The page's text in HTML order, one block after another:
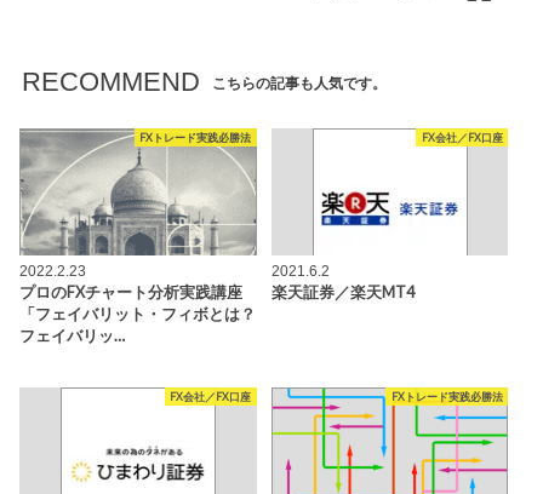
RECOMMEND こちらの記事も人気です。
FXトレード実践必勝法
2022.2.23
プロのFXチャート分析実践講座
「フェイバリット・フィボとは？
フェイバリッ…
FX会社／FX口座
2021.6.2
楽天証券／楽天MT4
FX会社／FX口座 FXトレード実践必勝法